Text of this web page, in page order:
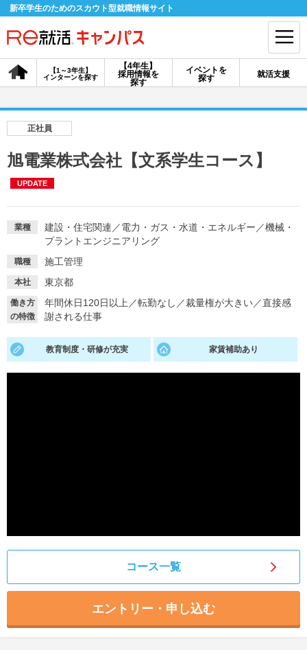
新卒学生のためのスカウト型就職情報サイト
【4年生】
採用情報を
探す
【1～3年生】
インターンを探す
イベントを
探す
就活支援
会員登録 ログイン
就活ノウハウ・サポート
就活ノウハウが満載！ お役立ち記事・相談室など
正社員
旭電業株式会社【文系学生コース】
UPDATE
業種 建設・住宅関連 ／電力・ガス・水道・エネルギー ／機械・
プラントエンジニアリング
職種 施工管理
本社 東京都
働き方
の特徴
年間休日120日以上 ／転勤なし ／裁量権が大きい／直接感
謝される仕事
教育制度・研修が充実 家賃補助あり
コース一覧
エントリー・申し込む